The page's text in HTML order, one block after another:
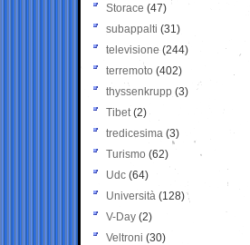
Storace (47)
subappalti (31)
televisione(244)
terremoto (402)
thyssenkrupp (3)
Tibet(2)
tredicesima (3)
Turismo (62)
Udc (64)
Università (128)
V-Day (2)
Veltroni (30)